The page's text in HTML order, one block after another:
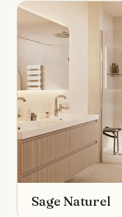
Sage Naturel